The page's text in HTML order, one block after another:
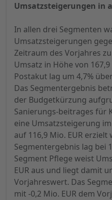
Umsatzsteigerungen in
In allen drei Segmenten
Umsatzsteigerungen
Zeitraum des Vorjahres
Umsatz in Höhe von
Postakut lag um 4,7%
Das Segmentergebnis
der Budgetkürzung
Sanierungs-beitrages für
eine Umsatzsteigerung
auf 116,9 Mio. EUR erzielt
Segmentergebnis lag bei
Segment Pflege weist
EUR aus und liegt damit
Vorjahreswert. Das
mit -0,2 Mio. EUR dem